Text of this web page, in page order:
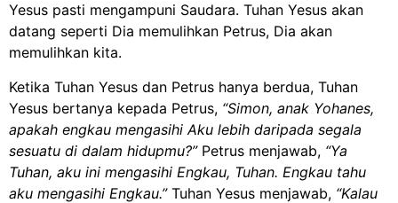
Yesus pasti mengampuni Saudara. Tuhan Yesus akan
datang seperti Dia memulihkan Petrus, Dia akan
memulihkan kita.
Ketika Tuhan Yesus dan Petrus hanya berdua, Tuhan
Yesus bertanya kepada Petrus, “Simon, anak Yohanes,
apakah engkau mengasihi Aku lebih daripada segala
sesuatu di dalam hidupmu?” Petrus menjawab, “Ya
Tuhan, aku ini mengasihi Engkau, Tuhan. Engkau tahu
aku mengasihi Engkau.”Tuhan Yesus menjawab, “Kalau